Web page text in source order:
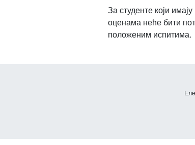
За студенте који
оценама неће бити
положеним испитима.